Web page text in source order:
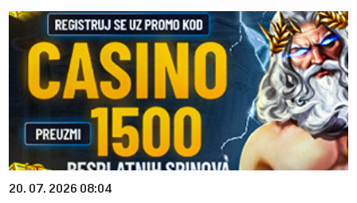
20. 07. 2026 08:04